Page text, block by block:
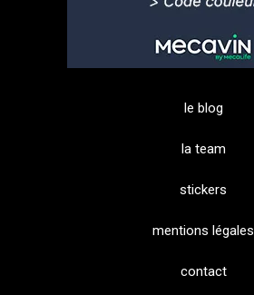
le blog
la team
stickers
mentions légales
contact